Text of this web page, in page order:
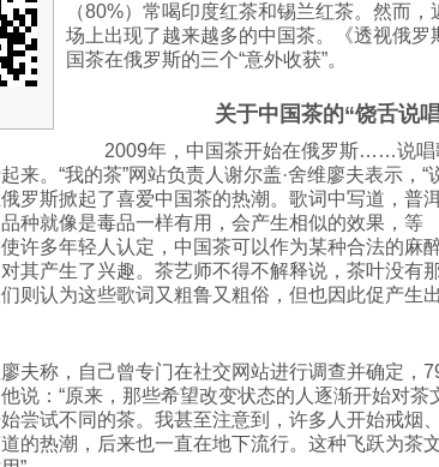
（80%）常喝印度红茶和锡兰红茶。然而
场上出现了越来越多的中国茶。《透视俄罗
国茶在俄罗斯的三个“意外收获”。
关于中国茶的“饶舌说
2009年，中国茶开始在俄罗斯……说唱
来。“我的茶”网站负责人谢尔盖·舍维廖夫表示，“
罗斯掀起了喜爱中国茶的热潮。歌词中写道，普
种就像是毒品一样有用，会产生相似的效果，等
许多年轻人认定，中国茶可以作为某种合法的麻
其产生了兴趣。茶艺师不得不解释说，茶叶没有
则认为这些歌词又粗鲁又粗俗，但也因此促产生
夫称，自己曾专门在社交网站进行调查并确定，
说：“原来，那些希望改变状态的人逐渐开始对茶
尝试不同的茶。我甚至注意到，许多人开始戒烟
的热潮，后来也一直在地下流行。这种飞跃为茶